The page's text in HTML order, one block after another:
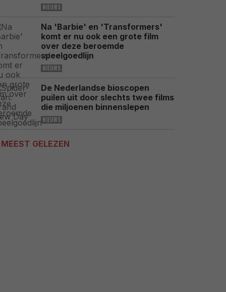
NIEUWS
Na 'Barbie' en 'Transformers'
komt er nu ook een grote film
over deze beroemde
speelgoedlijn
NIEUWS
De Nederlandse bioscopen
puilen uit door slechts twee films
die miljoenen binnenslepen
NIEUWS
MEEST GELEZEN